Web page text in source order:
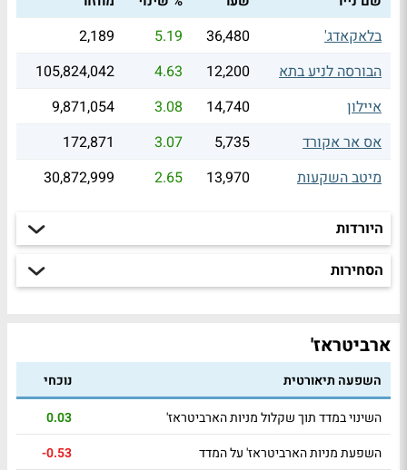
בלאקאדג' 36,480
5.19
2,189
הבורסה לניע בתא
12,200
4.63
105,824,042
איילון
14,740
3.08
9,871,054
אס אר אקורד
5,735
3.07
172,871
מיטב השקעות
13,970
2.65
30,872,999
היורדות
הסחירות
ארביטראז'
השפעה תיאורטית
נוכחי
השינוי במדד תוך שקלול מניות הארביטראז'
0.03
השפעת מניות הארביטראז' על המדד
-0.53